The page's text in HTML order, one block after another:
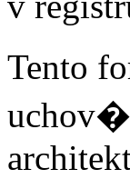
Tento